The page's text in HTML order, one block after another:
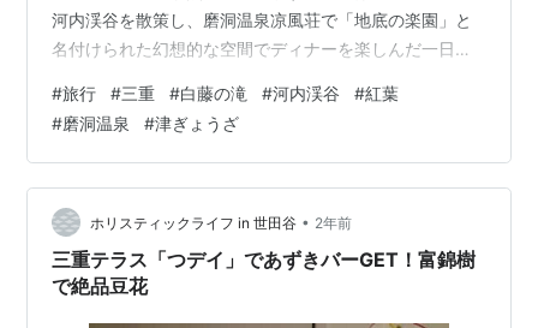
河内渓谷を散策し、磨洞温泉凉風荘で「地底の楽園」と
名付けられた幻想的な空間でディナーを楽しんだ一日を
ポイントもご紹介！ それでは、いってみよー♪ 1. 白藤の
滝：静寂と涼しさに包まれる神秘的な絶景 最初に訪れた
のは、「白藤の滝」。滝の長さは、現在15ｍです。滝壺
に向かう道中は、木々に囲まれた静寂な空間で、心が浄
化されるような感覚を覚えます。滝に到着すると、涼し
い風と水しぶきが肌を心地よく…
#旅行 #三重 #白藤の滝 #河内渓谷 #紅葉
#磨洞温泉 #津ぎょうざ
ホリスティックライフ in 世田谷 • 2年前
三重テラス「つデイ」であずきバーGET！富錦樹
で絶品豆花